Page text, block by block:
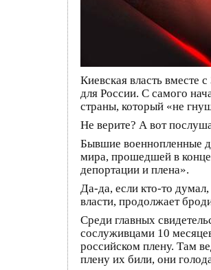
Киевская власть вместе
для России. С самого
страны, который «не
Не верите? А вот
Бывшие военнопленные
мира, прошедшей в конце
депортации и плена».
Да-да, если кто-то
власти, продолжает
Среди главных
сослуживцами 10
российском плену. Там
плену их били, они